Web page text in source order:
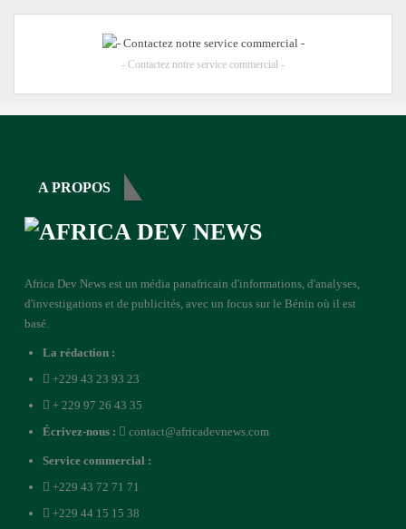
- Contactez notre service commercial -
A PROPOS
Africa Dev News est un média panafricain d'informations, d'analyses,
d'investigations et de publicités, avec un focus sur le Bénin où il est
basé.
La rédaction :
+229 43 23 93 23
+ 229 97 26 43 35
Écrivez-nous :
contact@africadevnews.com
Service commercial :
+229 43 72 71 71
+229 44 15 15 38